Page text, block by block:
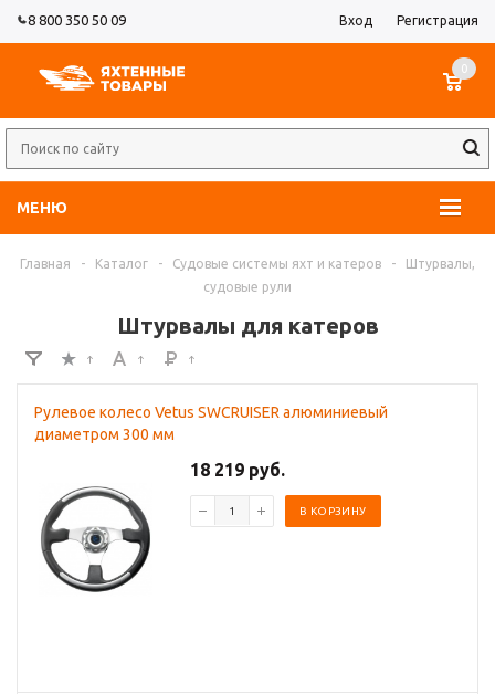
8 800 350 50 09 Вход Регистрация
МЕНЮ
0
Главная - Каталог - Судовые системы яхт и катеров -
Штурвалы,
судовые рули
Штурвалы для катеров
Рулевое колесо Vetus SWCRUISER алюминиевый
диаметром 300 мм
18 219 руб.
В КОРЗИНУ